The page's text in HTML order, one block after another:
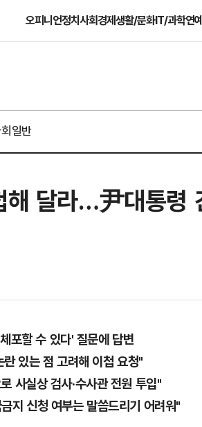
오피니언정치사회경제생활/문화IT/과학연
일반
달라…尹대통령
포할 수 있다' 질문에 답변
있는 점 고려해 이첩 요청"
사실상 검사·수사관 전원 투입"
지 신청 여부는 말씀드리기 어려워"